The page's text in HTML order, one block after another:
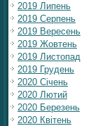
2019 Липень
2019 Серпень
2019 Вересень
2019 Жовтень
2019 Листопад
2019 Грудень
2020 Січень
2020 Лютий
2020 Березень
2020 Квітень